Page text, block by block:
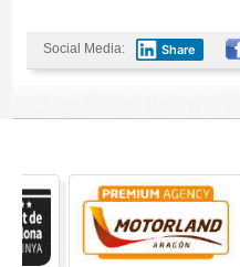
Social Media: Share